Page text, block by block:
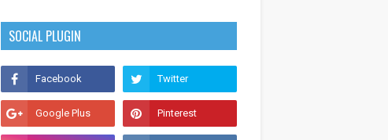
SOCIAL PLUGIN